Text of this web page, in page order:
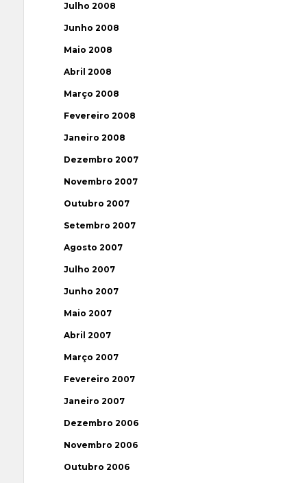
Julho 2008
Junho 2008
Maio 2008
Abril 2008
Março 2008
Fevereiro 2008
Janeiro 2008
Dezembro 2007
Novembro 2007
Outubro 2007
Setembro 2007
Agosto 2007
Julho 2007
Junho 2007
Maio 2007
Abril 2007
Março 2007
Fevereiro 2007
Janeiro 2007
Dezembro 2006
Novembro 2006
Outubro 2006